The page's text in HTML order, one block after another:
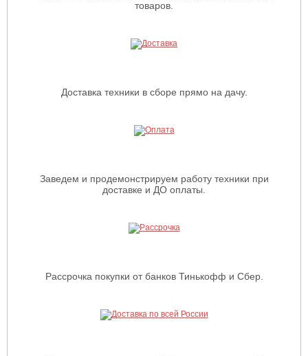
товаров.
Доставка техники в сборе прямо на дачу.
Заведем и продемонстрируем работу техники при
доставке и ДО оплаты.
Рассрочка покупки от банков Тинькофф и Сбер.